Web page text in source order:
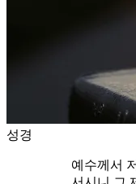
성경
예수께서